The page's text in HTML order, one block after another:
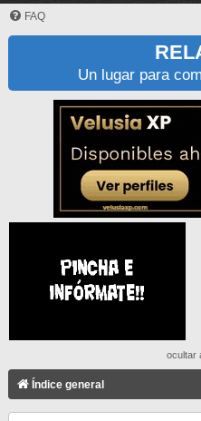
FAQ
Un lugar para
ocultar
Índice general